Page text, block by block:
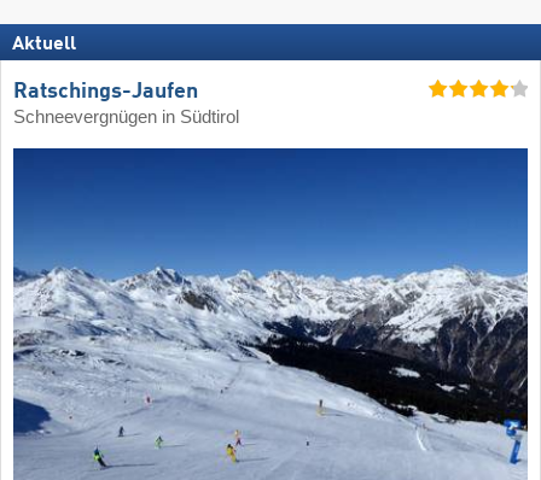
Aktuell
Ratschings-Jaufen
Schneevergnügen in Südtirol